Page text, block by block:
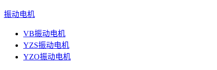
振动电机
VB振动电机
YZS振动电机
YZO振动电机